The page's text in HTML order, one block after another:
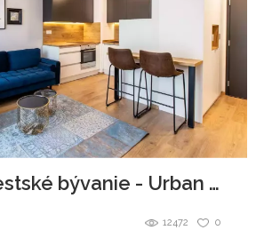
Moderné mestské bývanie - Urban Residence
0
12472